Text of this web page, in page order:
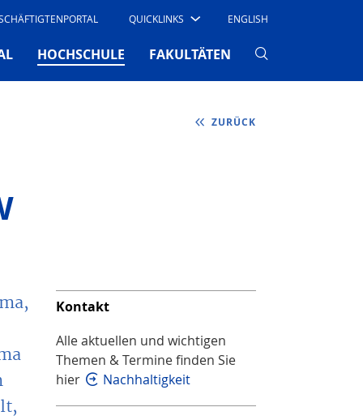
QUICKLINKS ENGLISH
HOCHSCHULE (CURRENT)
FAKULTÄTEN
ZURÜCK
Kontakt
Alle aktuellen und wichtigen
Themen & Termine finden Sie
hier
Nachhaltigkeit